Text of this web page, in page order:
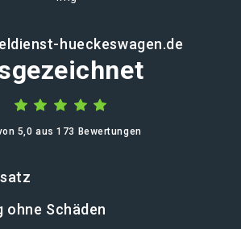
hueckeswagen.de
5,0 aus 173 Bewertungen
Schäden